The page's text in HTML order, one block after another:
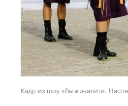
Кадр из шоу «Выживалити.